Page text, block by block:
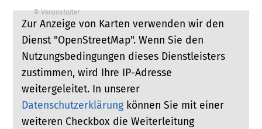
© Veranstalter
Zur Anzeige von Karten verwenden wir den
Dienst "OpenStreetMap". Wenn Sie den
Nutzungsbedingungen dieses Dienstleisters
zustimmen, wird Ihre IP-Adresse
weitergeleitet. In unserer
Datenschutzerklärung können Sie mit einer
weiteren Checkbox die Weiterleitung